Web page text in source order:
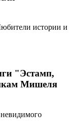
истории и
"Эстамп,
Мишеля